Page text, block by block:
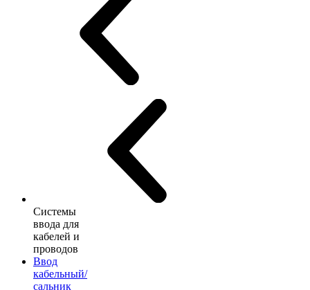
Системы
ввода для
кабелей и
проводов
Ввод
кабельный/
сальник